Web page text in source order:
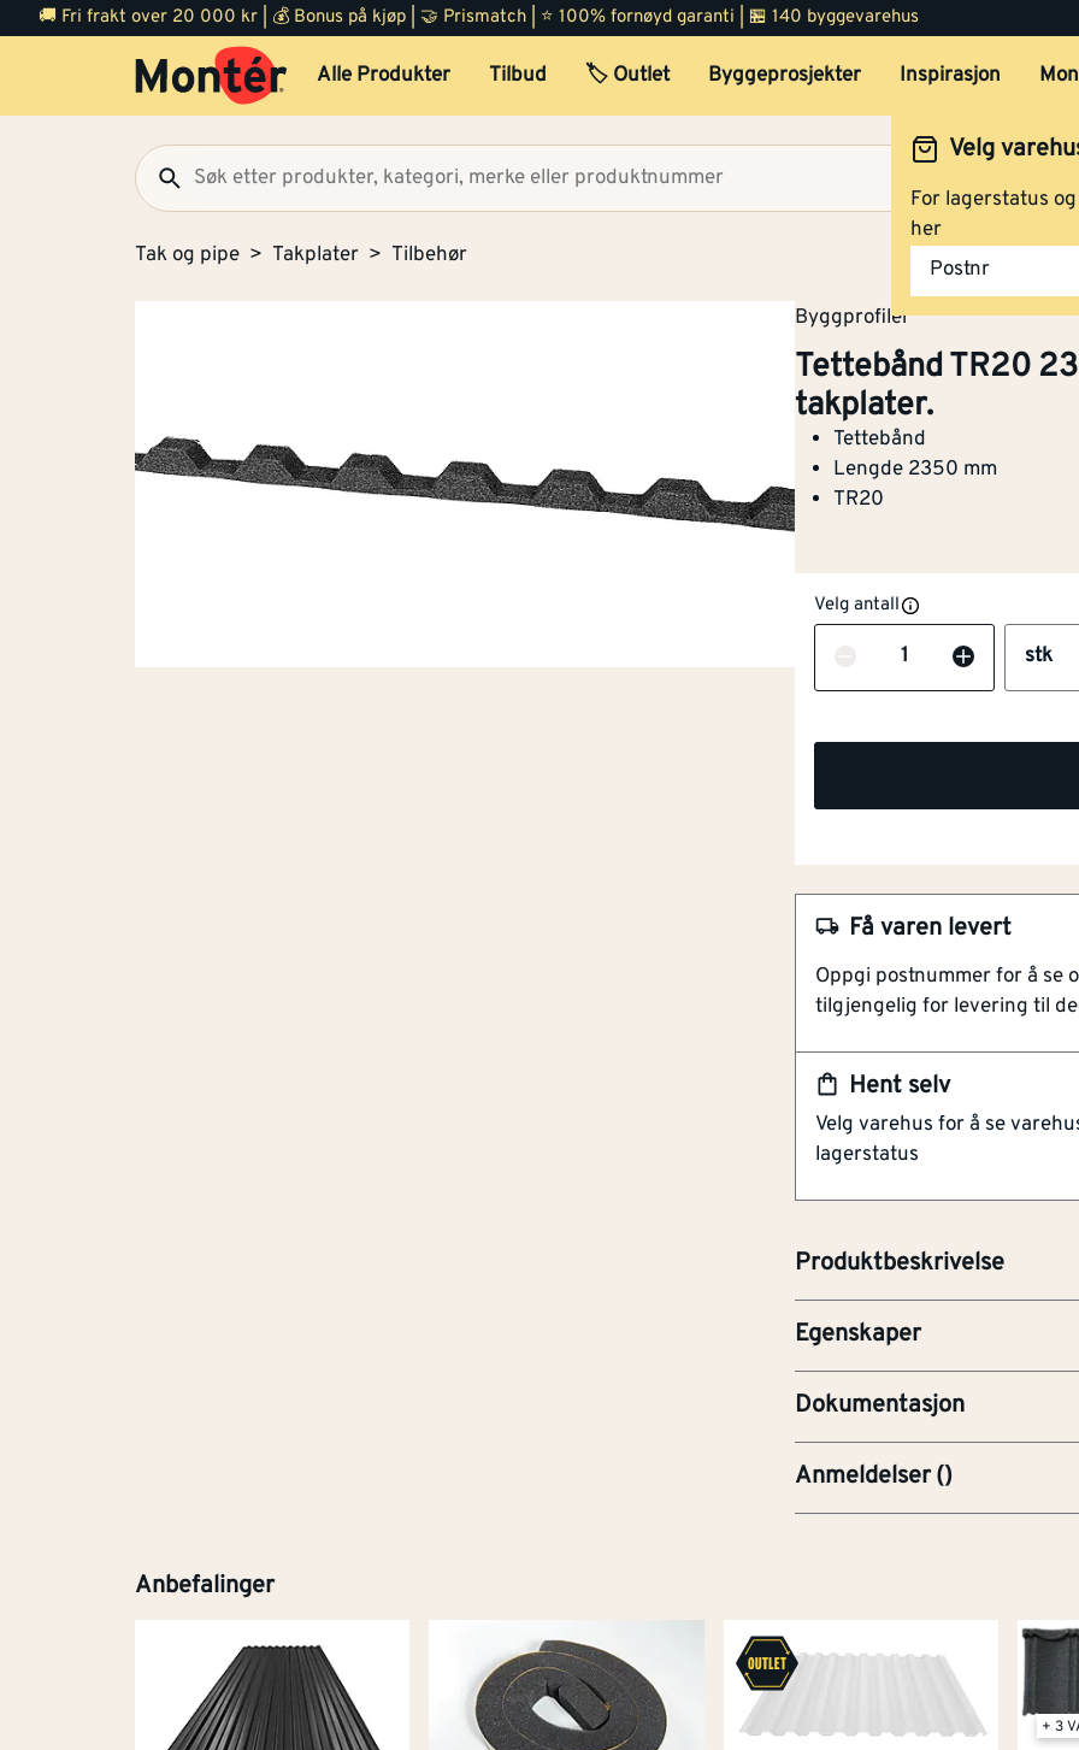
🚚 Fri frakt over 20 000 kr | 💰 Bonus på kjøp | 🤝 Prismatch | ⭐ 100% fornøyd garanti | 🏪 140 byggevarehus
Alle Produkter Tilbud 🏷️ Outlet Byggeprosjekter Inspirasjon
Velg
For lagerstatus
her
Postnr
Tak og pipe Takplater Tilbehør
Byggprofiler
Tettebånd TR20
takplater.
Tettebånd
Lengde 2350 mm
TR20
Velg antall
Antall stk
Hent selv
Velg varehus for å se
lagerstatus
Få varen levert
Oppgi postnummer for å se
tilgjengelig for levering til
Produktbeskrivelse
NOBB 49209504
Artikkelnummer 101207842
Tettebånd
Lengde 2350 mm
TR20
Egenskaper
Lengde (mm) [mm]
Materiale Andre
Type
Dokumentasjon
PRE-Produktdatablad
Anmeldelser()
Anbefalinger
+ 3